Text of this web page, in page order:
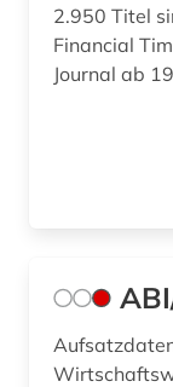
betrug (1)
2.950 Titel
Financial
Journal ab